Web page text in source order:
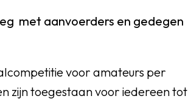
met aanvoerders en gedegen
voor amateurs per
zijn toegestaan voor iedereen tot